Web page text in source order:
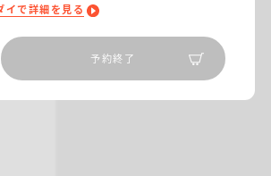
イで詳細を見る
予約終了